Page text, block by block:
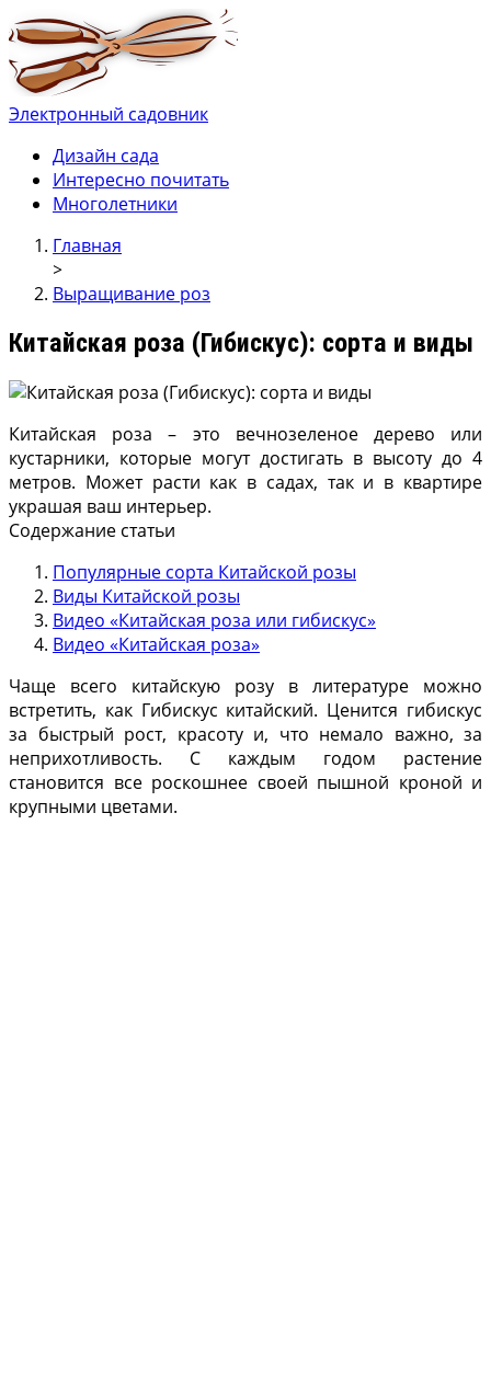
Электронный садовник
Ваш электронный садовник
Онлайн журнал для садовод и огродников.
Дизайн сада
Интересно почитать
Многолетники
Главная
>
Выращивание роз
Китайская роза (Гибискус): сорта и виды
Китайская роза – это вечнозеленое дерево или
кустарники, которые могут достигать в высоту до 4
метров. Может расти как в садах, так и в квартире
украшая ваш интерьер.
Содержание статьи
Популярные сорта Китайской розы
Виды Китайской розы
Видео «Китайская роза или гибискус»
Видео «Китайская роза»
Чаще всего китайскую розу в литературе можно
встретить, как Гибискус китайский. Ценится гибискус
за быстрый рост, красоту и, что немало важно, за
неприхотливость. С каждым годом растение
становится все роскошнее своей пышной кроной и
крупными цветами.